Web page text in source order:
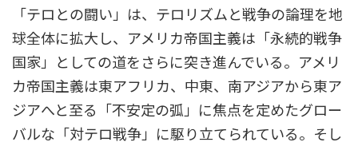
「テロとの闘い」は、テロリズムと戦争の論理を地
球全体に拡大し、アメリカ帝国主義は「永続的戦争
国家」としての道をさらに突き進んでいる。アメリ
カ帝国主義は東アフリカ、中東、南アジアから東ア
ジアへと至る「不安定の弧」に焦点を定めたグロー
バルな「対テロ戦争」に駆り立てられている。そし